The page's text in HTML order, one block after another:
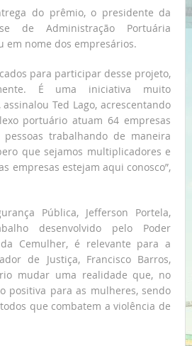
do prêmio, o presidente da
de Administração Portuária
em nome dos empresários.
para participar desse projeto,
É uma iniciativa muito
Ted Lago, acrescentando
portuário atuam 64 empresas
trabalhando de maneira
que sejamos multiplicadores e
empresas estejam aqui conosco”,
Pública, Jefferson Portela,
desenvolvido pelo Poder
Cemulher, é relevante para a
de Justiça, Francisco Barros,
mudar uma realidade que, no
positiva para as mulheres, sendo
que combatem a violência de